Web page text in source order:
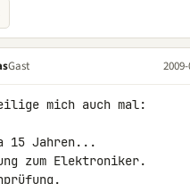
Gast
mich auch mal:
15 Jahren...
zum Elektroniker.